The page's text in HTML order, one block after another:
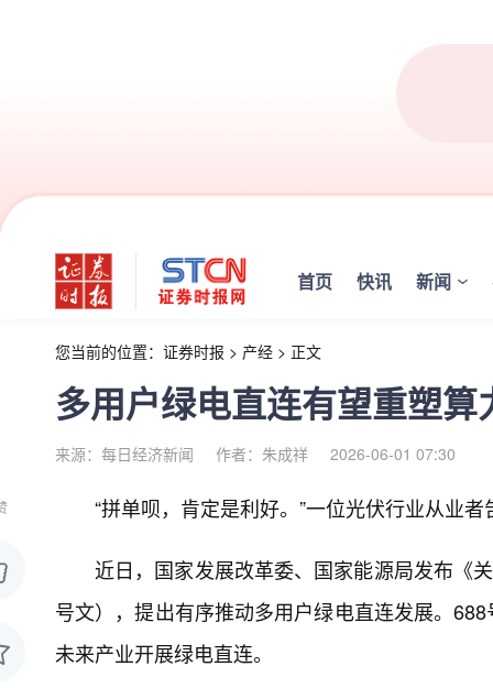
首页 快讯 新闻
您当前的位置： 证券时报 > 产经 > 正文
多用户绿电直连有望重塑
来源：每日经济新闻 作者：朱成祥 2026-06-01 07:30
“拼单呗，肯定是利好。”一位光伏行业从业
近日，国家发展改革委、国家能源局发布《
号文），提出有序推动多用户绿电直连发展。
未来产业开展绿电直连。